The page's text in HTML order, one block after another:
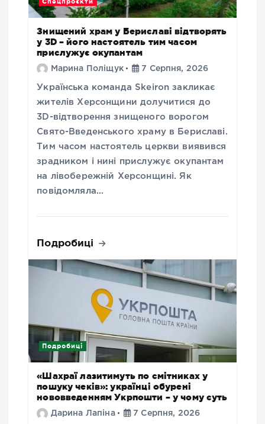
Знищений храм у Бериславі відтворять
у 3D – його настоятель тим часом
прислужує окупантам
Марина Поліщук 7 Серпня, 2026
Українська команда Skeiron закликає
жителів Херсонщини долучитися до
3D-відтворення знищеного ворогом
Свято-Введенського храму в Бериславі.
Тим часом настоятель церкви виявився
зрадником і нині прислужує окупантам
на лівобережній Херсонщині. Як
повідомляла…
Подробиці
Подробиці
«Шахраї лазитимуть по смітниках у
пошуку чеків»: українці обурені
нововведенням Укрпошти – у чому суть
Дарина Лапіна 7 Серпня, 2026